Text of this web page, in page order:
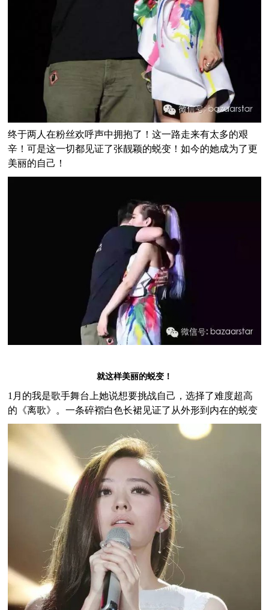
终于两人在粉丝欢呼声中拥抱了！这一路走来有太多的艰
辛！可是这一切都见证了张靓颖的蜕变！如今的她成为了更
美丽的自己！
就这样美丽的蜕变！
1月的我是歌手舞台上她说想要挑战自己，选择了难度超高
的《离歌》。一条碎褶白色长裙见证了从外形到内在的蜕变